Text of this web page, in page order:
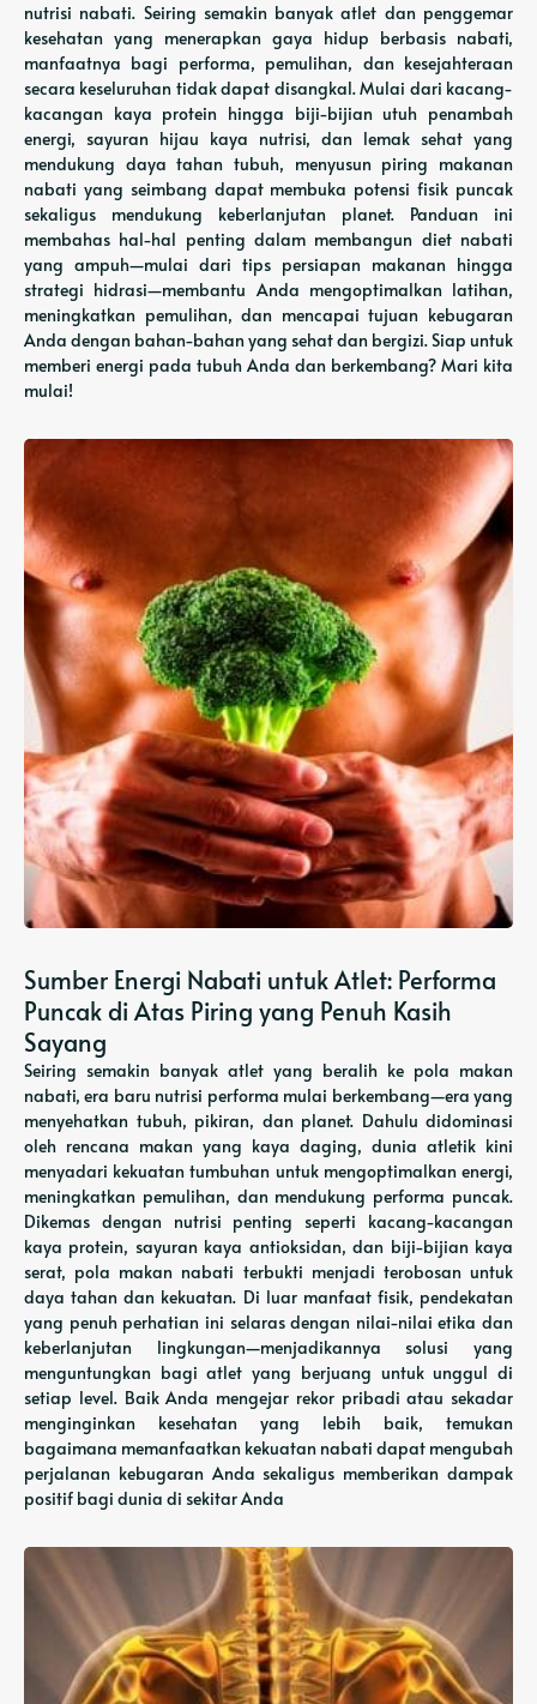
nutrisi nabati. Seiring semakin banyak atlet dan penggemar
kesehatan yang menerapkan gaya hidup berbasis nabati,
manfaatnya bagi performa, pemulihan, dan kesejahteraan
secara keseluruhan tidak dapat disangkal. Mulai dari kacang-
kacangan kaya protein hingga biji-bijian utuh penambah
energi, sayuran hijau kaya nutrisi, dan lemak sehat yang
mendukung daya tahan tubuh, menyusun piring makanan
nabati yang seimbang dapat membuka potensi fisik puncak
sekaligus mendukung keberlanjutan planet. Panduan ini
membahas hal-hal penting dalam membangun diet nabati
yang ampuh—mulai dari tips persiapan makanan hingga
strategi hidrasi—membantu Anda mengoptimalkan latihan,
meningkatkan pemulihan, dan mencapai tujuan kebugaran
Anda dengan bahan-bahan yang sehat dan bergizi. Siap untuk
memberi energi pada tubuh Anda dan berkembang? Mari kita
mulai!
Sumber Energi Nabati untuk Atlet: Performa
Puncak di Atas Piring yang Penuh Kasih
Sayang
Seiring semakin banyak atlet yang beralih ke pola makan
nabati, era baru nutrisi performa mulai berkembang—era yang
menyehatkan tubuh, pikiran, dan planet. Dahulu didominasi
oleh rencana makan yang kaya daging, dunia atletik kini
menyadari kekuatan tumbuhan untuk mengoptimalkan energi,
meningkatkan pemulihan, dan mendukung performa puncak.
Dikemas dengan nutrisi penting seperti kacang-kacangan
kaya protein, sayuran kaya antioksidan, dan biji-bijian kaya
serat, pola makan nabati terbukti menjadi terobosan untuk
daya tahan dan kekuatan. Di luar manfaat fisik, pendekatan
yang penuh perhatian ini selaras dengan nilai-nilai etika dan
keberlanjutan lingkungan—menjadikannya solusi yang
menguntungkan bagi atlet yang berjuang untuk unggul di
setiap level. Baik Anda mengejar rekor pribadi atau sekadar
menginginkan kesehatan yang lebih baik, temukan
bagaimana memanfaatkan kekuatan nabati dapat mengubah
perjalanan kebugaran Anda sekaligus memberikan dampak
positif bagi dunia di sekitar Anda